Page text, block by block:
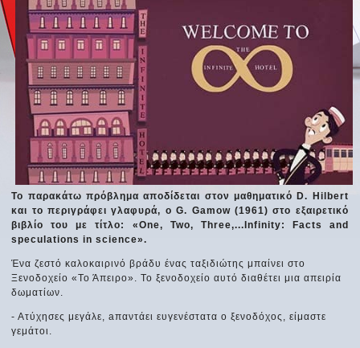
Το παρακάτω πρόβλημα αποδίδεται στον μαθηματικό D. Hilbert
και το περιγράφει γλαφυρά, ο G. Gamow (1961) στο εξαιρετικό
βιβλίο του με τίτλο: «One, Two, Three,...Infinity: Facts and
speculations in science».
Ένα ζεστό καλοκαιρινό βράδυ ένας ταξιδιώτης μπαίνει στο
Ξενοδοχείο «Το Άπειρο». Το ξενοδοχείο αυτό διαθέτει μια απειρία
δωματίων.
- Ατύχησες μεγάλε, aπαντάει ευγενέστατα ο ξενοδόχος, είμαστε
γεμάτοι.